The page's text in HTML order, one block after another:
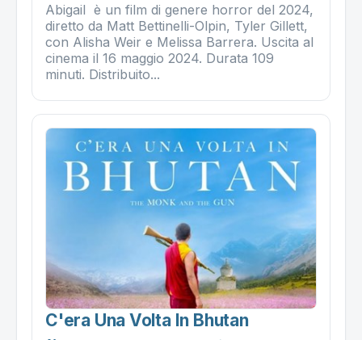
Abigail è un film di genere horror del 2024,
diretto da Matt Bettinelli-Olpin, Tyler Gillett,
con Alisha Weir e Melissa Barrera. Uscita al
cinema il 16 maggio 2024. Durata 109
minuti. Distribuito...
C'era Una Volta In Bhutan